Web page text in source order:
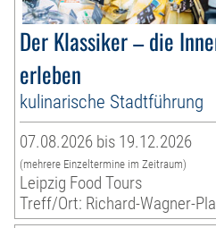
Der Klassiker – die
erleben
kulinarische Stadtführung
07.08.2026 bis 19.12.2026
(mehrere Einzeltermine im Zeitraum)
Leipzig Food Tours
Treff/Ort: Richard-Wagner-